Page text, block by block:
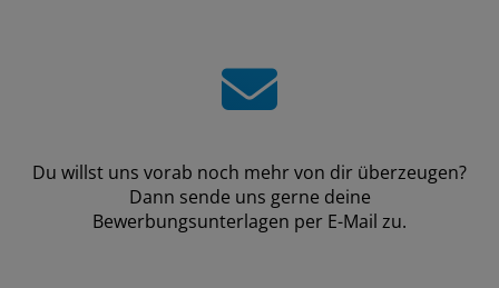
Du willst uns vorab noch mehr von dir überzeugen?
Dann sende uns gerne deine
Bewerbungsunterlagen per E-Mail zu.